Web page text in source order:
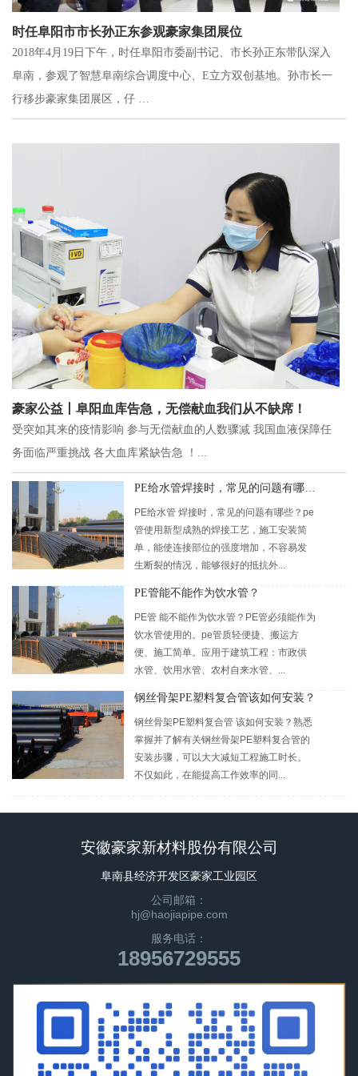
时任阜阳市市长孙正东参观豪家集团展位
2018年4月19日下午，时任阜阳市委副书记、市长孙正东带队深入
阜南，参观了智慧阜南综合调度中心、E立方双创基地。孙市长一
行移步豪家集团展区，仔 …
豪家公益丨阜阳血库告急，无偿献血我们从不缺席！
受突如其来的疫情影响 参与无偿献血的人数骤减 我国血液保障任
务面临严重挑战 各大血库紧缺告急 ！...
PE给水管焊接时，常见的问题有哪些？
PE给水管 焊接时，常见的问题有哪些？pe
管使用新型成熟的焊接工艺，施工安装简
单，能使连接部位的强度增加，不容易发
生断裂的情况，能够很好的抵抗外...
PE管能不能作为饮水管？
PE管 能不能作为饮水管？PE管必须能作为
饮水管使用的。pe管质轻便捷、搬运方
便、施工简单。应用于建筑工程：市政供
水管、饮用水管、农村自来水管、...
钢丝骨架PE塑料复合管该如何安装？
钢丝骨架PE塑料复合管 该如何安装？熟悉
掌握并了解有关钢丝骨架PE塑料复合管的
安装步骤，可以大大减短工程施工时长。
不仅如此，在能提高工作效率的同...
安徽豪家新材料股份有限公司
阜南县经济开发区豪家工业园区
公司邮箱：
hj@haojiapipe.com
服务电话：
18956729555